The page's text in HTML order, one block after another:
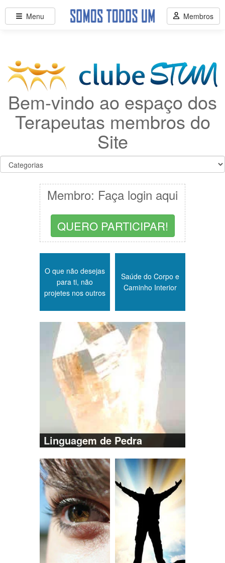
Bem-vindo ao espaço dos
Terapeutas membros do
Site
Membro: Faça login aqui
QUERO PARTICIPAR!
O que não desejas
para ti, não
projetes nos outros
Saúde do Corpo e
Caminho Interior
Linguagem de Pedra
Menu Membros